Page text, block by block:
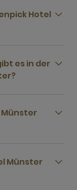
Hotel
es in der
Münster
Münster